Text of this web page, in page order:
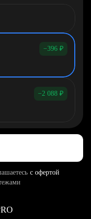
−396 ₽
−2 088 ₽
с офертой